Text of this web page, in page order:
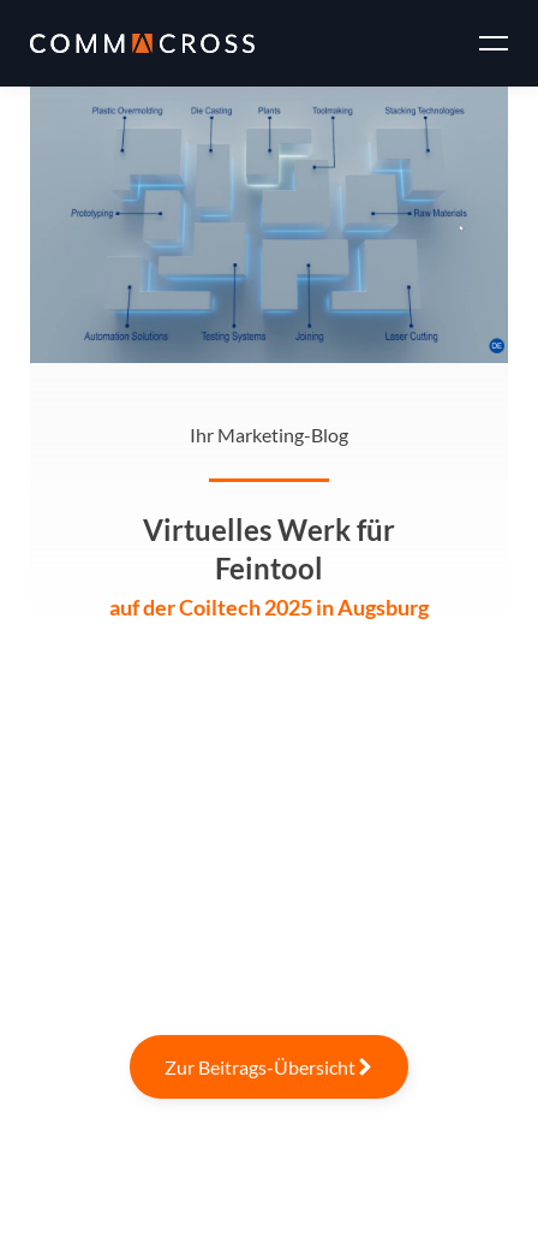
Inhalt
Ihr Marketing-Blog
Virtuelles Werk für
Feintool
auf der Coiltech 2025 in Augsburg
Zur Beitrags-Übersicht